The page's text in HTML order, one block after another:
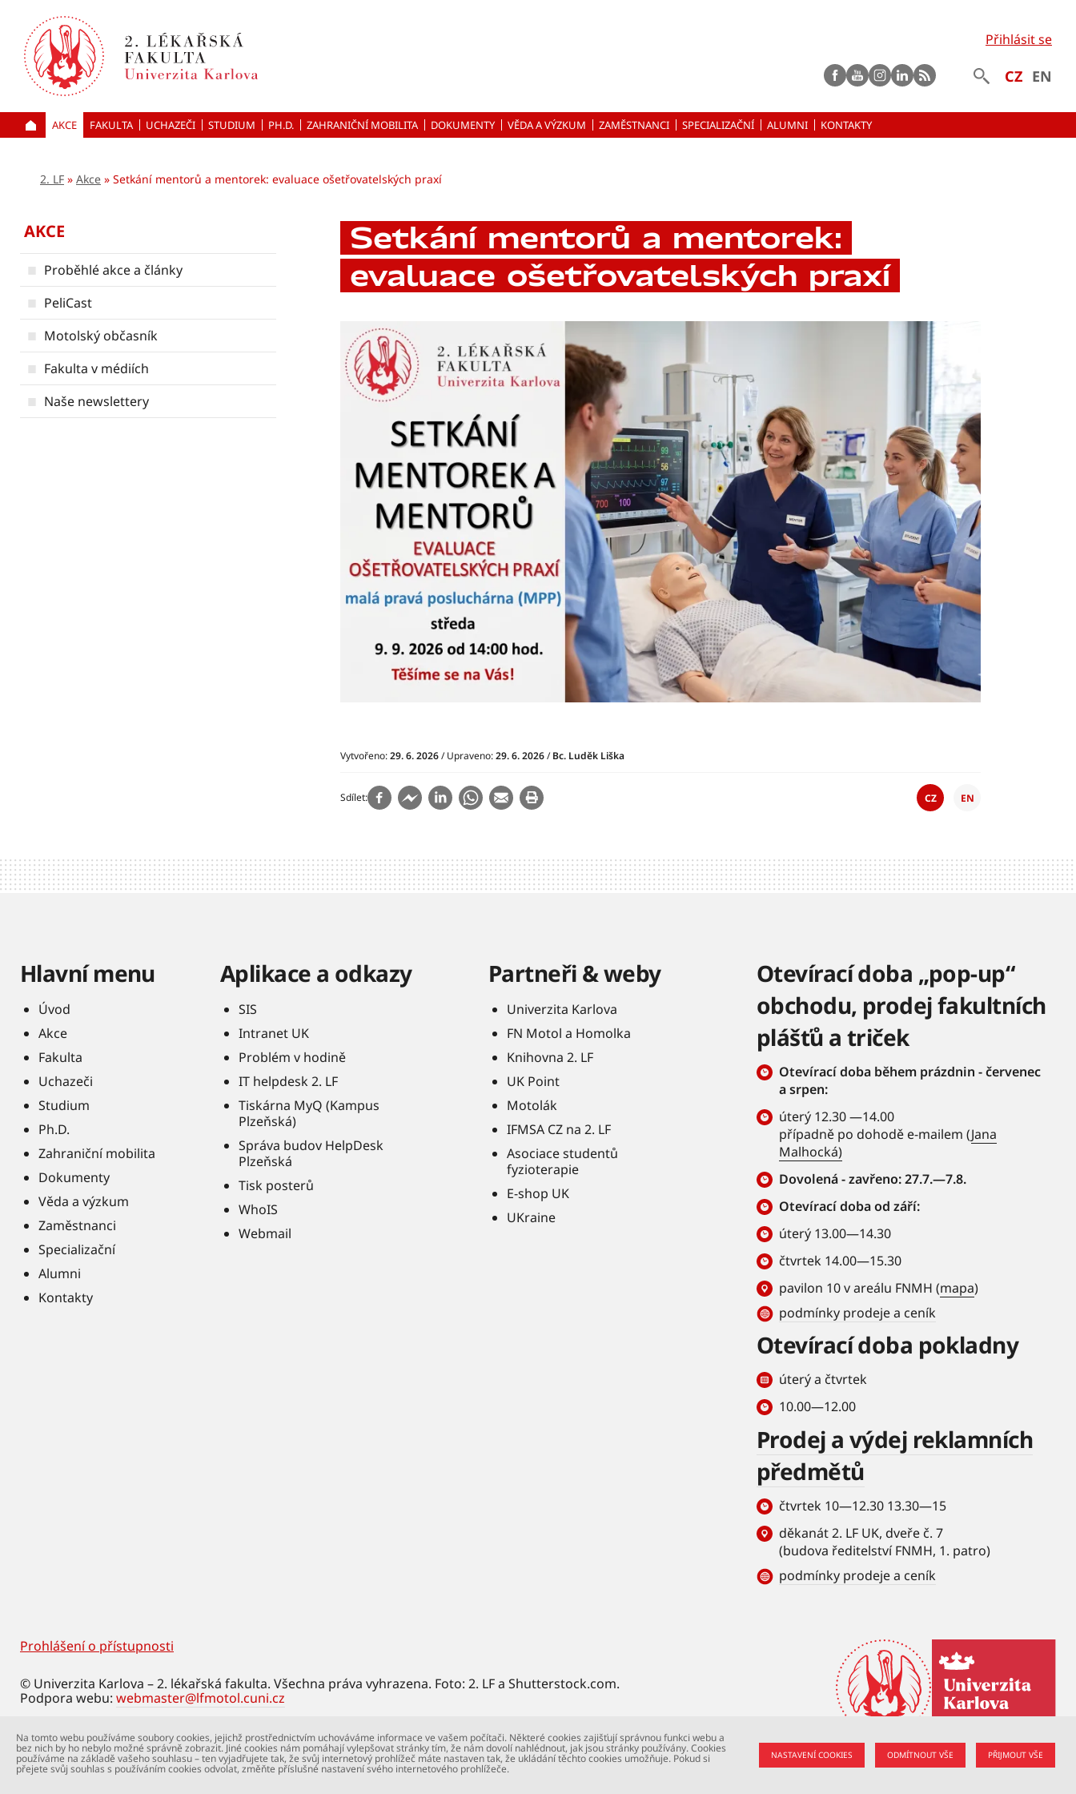
k hlavnímu
obsahu
Přihlásit se
CZ EN
ÚVOD
AKCE FAKULTA UCHAZEČI STUDIUM PH.D. ZAHRANIČNÍ MOBILITA DOKUMENTY VĚDA A VÝZKUM ZAMĚSTNANCI SPECIALIZAČNÍ ALUMNI KONTAKTY
Facebook
Youtubeinstagram
LinkedIn
rss
2. LF Akce Setkání mentorů a mentorek: evaluace ošetřovatelských praxí
AKCE
Proběhlé akce a články
PeliCast
Motolský občasník
Fakulta v médiích
Naše newslettery
Setkání mentorů a mentorek:
evaluace ošetřovatelských praxí
Vytvořeno:29. 6. 2026/ Upraveno:29. 6. 2026/Bc. Luděk Liška
Sdílet CZ EN
Hlavní menu
Úvod
Akce
Fakulta
Uchazeči
Studium
Ph.D.
Zahraniční mobilita
Dokumenty
Věda a výzkum
Zaměstnanci
Specializační
Alumni
Kontakty
Aplikace a odkazy
SIS
Intranet UK
Problém v hodině
IT helpdesk 2. LF
Tiskárna MyQ (Kampus
Plzeňská)
Správa budov HelpDesk
Plzeňská
Tisk posterů
WhoIS
Webmail
Partneři & weby
Univerzita Karlova
FN Motol a Homolka
Knihovna 2. LF
UK Point
Motolák
IFMSA CZ na 2. LF
Asociace studentů
fyzioterapie
E-shop UK
UKraine
Otevírací doba „pop-up“
obchodu, prodej fakultních
plášťů a triček
Otevírací doba během prázdnin - červenec
a srpen:
úterý 12.30 —14.00
případně po dohodě e-mailem (Jana
Malhocká)
Dovolená - zavřeno: 27.7.—7.8.
Otevírací doba od září:
úterý 13.00—14.30
čtvrtek 14.00—15.30
pavilon 10 v areálu FNMH (mapa)
podmínky prodeje a ceník
Otevírací doba pokladny
úterý a čtvrtek
10.00—12.00
Prodej a výdej reklamních
předmětů
čtvrtek 10—12.30 13.30—15
děkanát 2. LF UK, dveře č. 7
(budova ředitelství FNMH, 1. patro)
podmínky prodeje a ceník
Footer
Prohlášení o přístupnosti
© Univerzita Karlova – 2. lékařská fakulta. Všechna práva vyhrazena. Foto: 2. LF a Shutterstock.com.
Podpora webu: webmaster@lfmotol.cuni.cz
Na tomto webu používáme soubory cookies, jejichž prostřednictvím uchováváme informace ve vašem počítači. Některé cookies zajišťují správnou funkci webu a
bez nich by ho nebylo možné správně zobrazit. Jiné cookies nám pomáhají vylepšovat stránky tím, že nám dovolí nahlédnout, jak jsou stránky používány. Cookies
používáme na základě vašeho souhlasu – ten vyjadřujete tak, že svůj internetový prohlížeč máte nastaven tak, že ukládání těchto cookies umožňuje. Pokud si
přejete svůj souhlas s používáním cookies odvolat, změňte příslušné nastavení svého internetového prohlížeče.
NASTAVENÍ COOKIES ODMÍTNOUT VŠE PŘIJMOUT VŠE